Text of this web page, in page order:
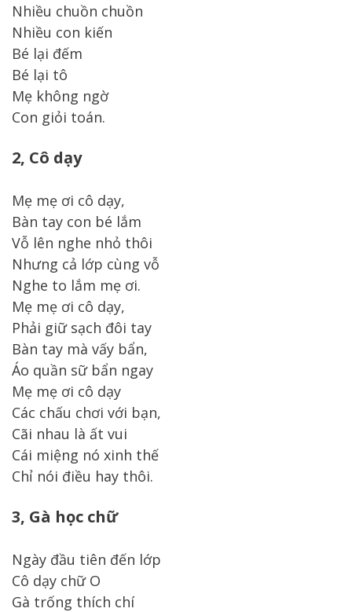
Nhiều chuồn chuồn
Nhiều con kiến
Bé lại đếm
Bé lại tô
Mẹ không ngờ
Con giỏi toán.
2, Cô dạy
Mẹ mẹ ơi cô dạy,
Bàn tay con bé lắm
Vỗ lên nghe nhỏ thôi
Nhưng cả lớp cùng vỗ
Nghe to lắm mẹ ơi.
Mẹ mẹ ơi cô dạy,
Phải giữ sạch đôi tay
Bàn tay mà vấy bẩn,
Áo quần sữ bẩn ngay
Mẹ mẹ ơi cô dạy
Các chấu chơi với bạn,
Cãi nhau là ất vui
Cái miệng nó xinh thế
Chỉ nói điều hay thôi.
3, Gà học chữ
Ngày đầu tiên đến lớp
Cô dạy chữ O
Gà trống thích chí